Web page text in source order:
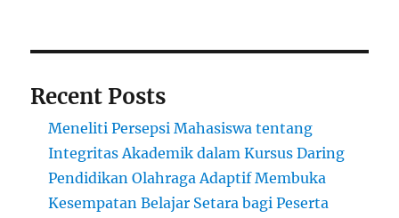
Recent Posts
Meneliti Persepsi Mahasiswa tentang
Integritas Akademik dalam Kursus Daring
Pendidikan Olahraga Adaptif Membuka
Kesempatan Belajar Setara bagi Peserta